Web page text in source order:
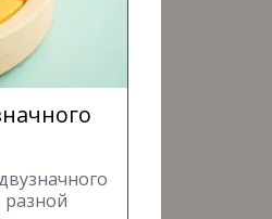
разной